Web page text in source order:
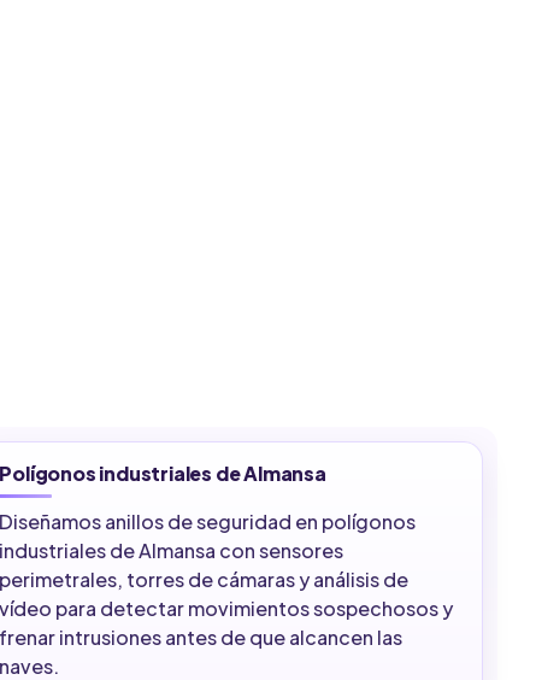
Polígonos industriales de Almansa
Diseñamos anillos de seguridad en polígonos
industriales de Almansa con sensores
perimetrales, torres de cámaras y análisis de
vídeo para detectar movimientos sospechosos y
frenar intrusiones antes de que alcancen las
naves.